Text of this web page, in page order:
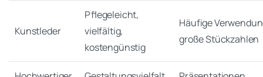
Kunstleder
Pflegeleicht,
vielfältig,
kostengünstig
Häufige
große Stückzahlen